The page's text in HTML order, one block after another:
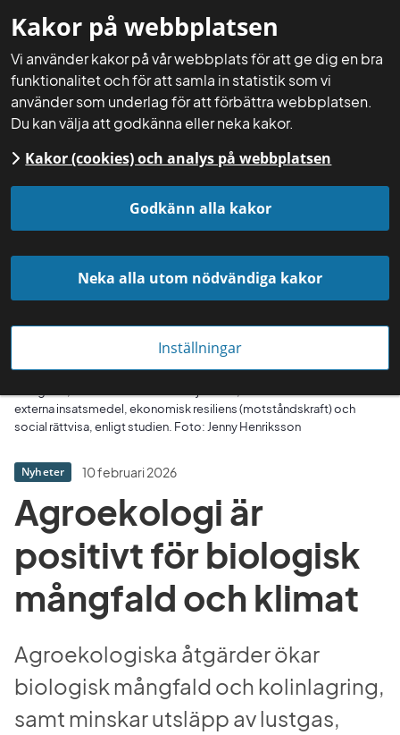
Kakor på webbplatsen
Vi använder kakor på vår webbplats för att ge dig en bra
funktionalitet och för att samla in statistik som vi
använder som underlag för att förbättra webbplatsen.
Du kan välja att godkänna eller neka kakor.
Kakor (cookies) och analys på webbplatsen
Godkänn alla kakor
Neka alla utom nödvändiga kakor
Inställningar
Mina sidor
Startsida Aktuellt Nyheter
Agroekologi utgår från ett antal grundprinciper som ökad biologisk
externa insatsmedel, ekonomisk resiliens (motståndskraft) och
social rättvisa, enligt studien. Foto: Jenny Henriksson
Nyheter 10 februari 2026
Agroekologi är
positivt för biologisk
mångfald och klimat
Agroekologiska åtgärder ökar
biologisk mångfald och kolinlagring,
samt minskar utsläpp av lustgas,